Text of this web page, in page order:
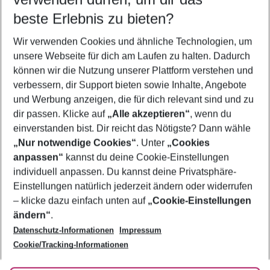
5-8 Nächte
2 Erwachsene Keine Kinder
Mehr Filter anzeigen
Footer
Footer navigation
Über uns
AGB
Bestpreisgarantie
Cookie-Einstellungen ändern
Cookie-Richtlinie
Agenturbetreuung
Barrierefreies Reisen
Folge uns
beste Erlebnis zu bieten?
Wir verwenden Cookies und ähnliche Technologien, um
unsere Webseite für dich am Laufen zu halten. Dadurch
können wir die Nutzung unserer Plattform verstehen und
verbessern, dir Support bieten sowie Inhalte, Angebote
und Werbung anzeigen, die für dich relevant sind und zu
dir passen. Klicke auf „Alle akzeptieren“, wenn du
einverstanden bist. Dir reicht das Nötigste? Dann wähle
„Nur notwendige Cookies“. Unter „Cookies
anpassen“ kannst du deine Cookie-Einstellungen
individuell anpassen. Du kannst deine Privatsphäre-
Einstellungen natürlich jederzeit ändern oder widerrufen
– klicke dazu einfach unten auf „Cookie-Einstellungen
ändern“.
Datenschutz-Informationen
Impressum
Cookie/Tracking-Informationen